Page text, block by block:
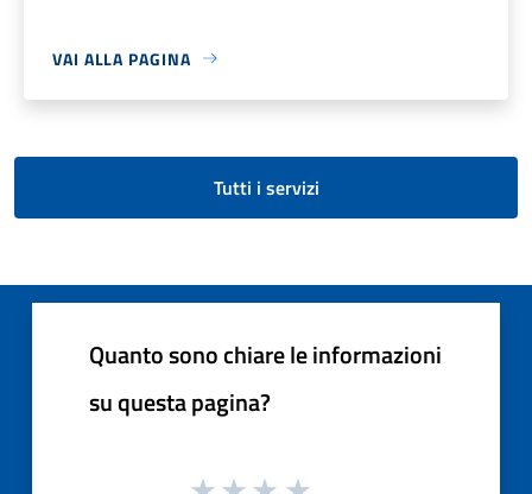
VAI ALLA PAGINA
Tutti i servizi
Quanto sono chiare le informazioni
su questa pagina?